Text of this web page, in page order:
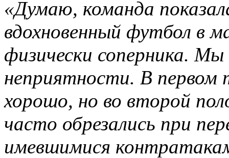
«Думаю, команда
вдохновенный футбол в
физически соперника.
неприятности. В первом
хорошо, но во второй
часто обрезались при
имевшимися